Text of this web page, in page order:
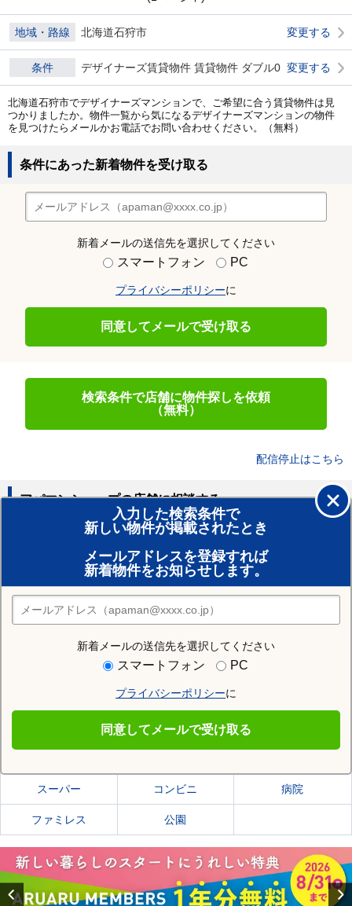
地域・路線 北海道石狩市 変更する
条件 デザイナーズ賃貸物件 賃貸物件 ダブル0 変更する
北海道石狩市でデザイナーズマンションで、ご希望に合う賃貸物件は見
つかりましたか。物件一覧から気になるデザイナーズマンションの物件
を見つけたらメールかお電話でお問い合わせください。（無料）
条件にあった新着物件を受け取る
新着メールの送信先を選択してください
スマートフォン PC
プライバシーポリシーに
同意してメールで受け取る
検索条件で店舗に物件探しを依頼
（無料）
配信停止はこちら
入力した検索条件で
新しい物件が掲載されたとき
メールアドレスを登録すれば
新着物件をお知らせします。
新着メールの送信先を選択してください
スマートフォン PC
プライバシーポリシーに
同意してメールで受け取る
アパマンショップの店舗に相談する
賃貸のプロがお部屋探し！
おまかせ物件リクエスト
住みたい街の店舗を探す
店舗検索
住む街研究所で石狩市の情報を見る
石狩市の施設一覧
スーパー コンビニ 病院
ファミレス 公園
Previous